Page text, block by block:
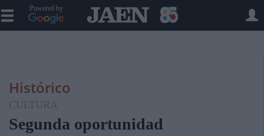
Powered by
Histórico
CULTURA
Segunda oportunidad